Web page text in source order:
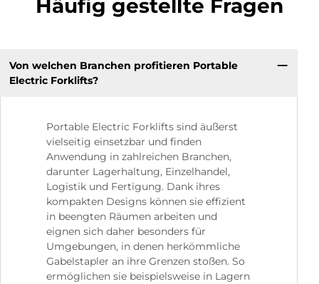
Häufig gestellte Fragen
Von welchen Branchen profitieren Portable
Electric Forklifts?
Portable Electric Forklifts sind äußerst
vielseitig einsetzbar und finden
Anwendung in zahlreichen Branchen,
darunter Lagerhaltung, Einzelhandel,
Logistik und Fertigung. Dank ihres
kompakten Designs können sie effizient
in beengten Räumen arbeiten und
eignen sich daher besonders für
Umgebungen, in denen herkömmliche
Gabelstapler an ihre Grenzen stoßen. So
ermöglichen sie beispielsweise in Lagern